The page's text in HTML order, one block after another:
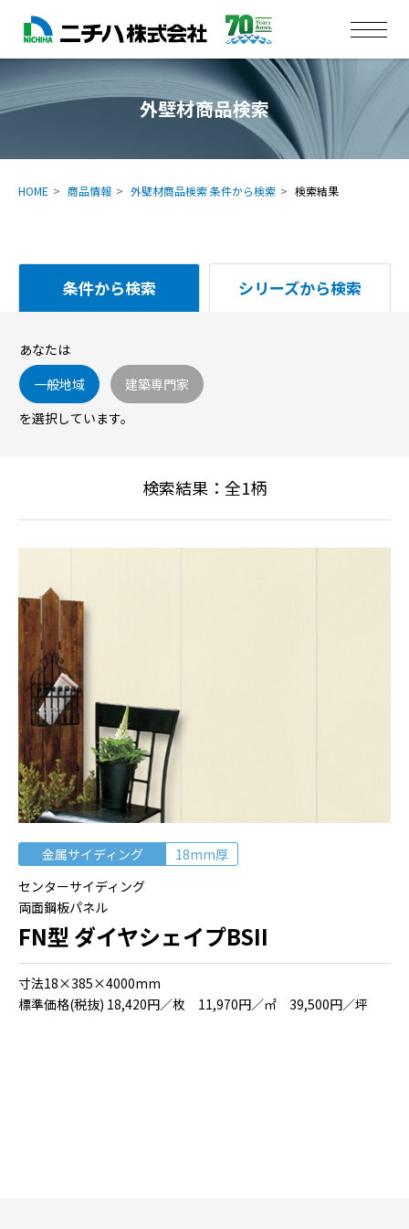
外壁材商品検索
HOME 商品情報 外壁材商品検索 条件から検索 検索結果
条件から検索 シリーズから検索
あなたは
一般地域
建築専門家
を選択しています。
検索結果：全1柄
金属サイディング
18mm厚
センターサイディング
両面鋼板パネル
FN型 ダイヤシェイプBSII
⼨法18×385×4000mm
標準価格(税抜) 18,420円／枚 11,970円／㎡ 39,500円／坪